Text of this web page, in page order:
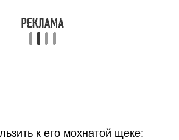
к его мохнатой щеке: